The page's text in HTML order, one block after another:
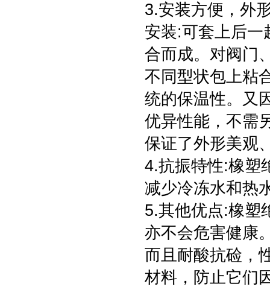
3.安装方便，外
安装:可套上后一
合而成。对阀门
不同型状包上粘
统的保温性。又
优异性能，不需
保证了外形美观
4.抗振特性:橡塑
减少冷冻水和热
5.其他优点:橡塑
亦不会危害健康
而且耐酸抗硷，
材料，防止它们